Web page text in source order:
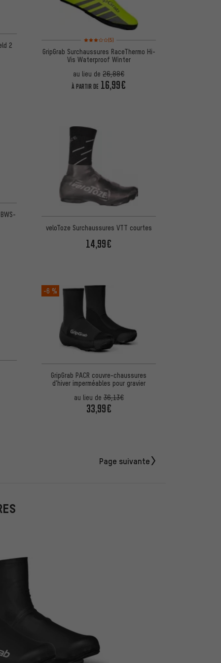
1 avis
2
Note moyenne : 3 sur 5 d'après 5 avis
(5)
GripGrab Surchaussures RaceThermo Hi-
Vis Waterproof Winter
au lieu de26,88€
À PARTIR DE 16,99€
1 avis
veloToze Surchaussures VTT courtes
14,99€
-6 %
GripGrab PACR couvre-chaussures
d'hiver imperméables pour gravier
au lieu de36,13€
33,99€
Page suivante